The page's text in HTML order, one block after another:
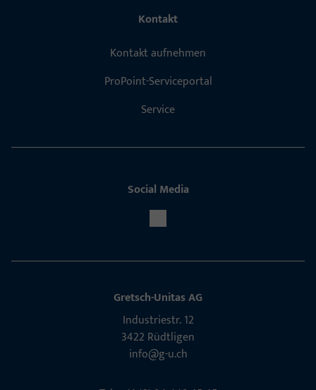
Kontakt
Kontakt aufnehmen
ProPoint-Serviceportal
Service
Social Media
Gretsch-Unitas AG
Indu­s­triestr. 12
3422 Rüdt­ligen
info@g-u.ch